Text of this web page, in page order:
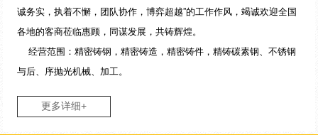
诚务实，执着不懈，团队协作，博弈超越”的工作作风，竭诚欢迎全国
各地的客商莅临惠顾，同谋发展，共铸辉煌。
经营范围：精密铸钢，精密铸造，精密铸件，精铸碳素钢、不锈钢
与后、序抛光机械、加工。
更多详细+